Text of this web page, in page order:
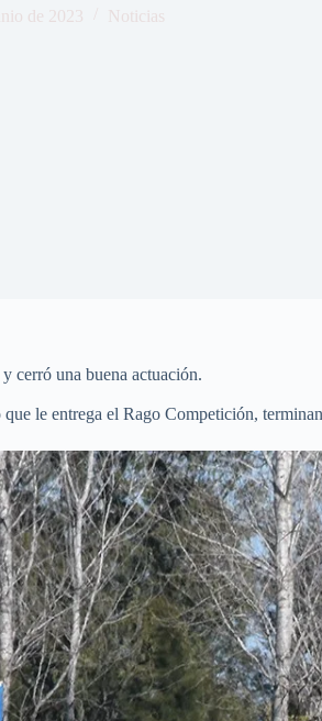
de 2023 Noticias
cerró una buena actuación.
le entrega el Rago Competición,